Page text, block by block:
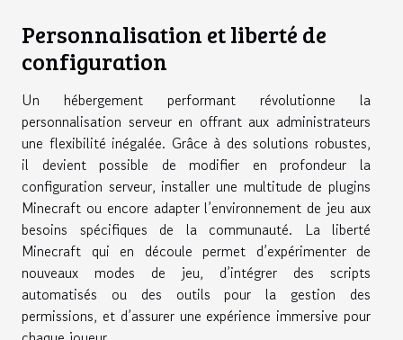
Personnalisation et liberté de
configuration
Un hébergement performant révolutionne la
personnalisation serveur en offrant aux administrateurs
une flexibilité inégalée. Grâce à des solutions robustes,
il devient possible de modifier en profondeur la
configuration serveur, installer une multitude de plugins
Minecraft ou encore adapter l’environnement de jeu aux
besoins spécifiques de la communauté. La liberté
Minecraft qui en découle permet d’expérimenter de
nouveaux modes de jeu, d’intégrer des scripts
automatisés ou des outils pour la gestion des
permissions, et d’assurer une expérience immersive pour